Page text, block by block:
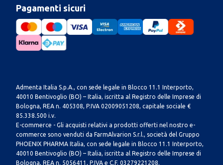
Pagamenti sicuri
Admenta Italia S.p.A., con sede legale in Blocco 11.1 Interporto,
40010 Bentivoglio (BO) – Italia, iscritta al Registro delle Imprese di
Bologna, REA n. 405308, P.IVA 02009051208, capitale sociale €
85.338.500 i.v.
E-commerce - Gli acquisti relativi a prodotti offerti nel nostro e-
commerce sono venduti da FarmAlvarion S.r.l., società del Gruppo
PHOENIX PHARMA Italia, con sede legale in Blocco 11.1 Interporto,
40010 Bentivoglio (BO) – Italia, iscritta al Registro delle Imprese di
Bologna, REA n. 5056411, P.IVA e C.F. 03279221208.